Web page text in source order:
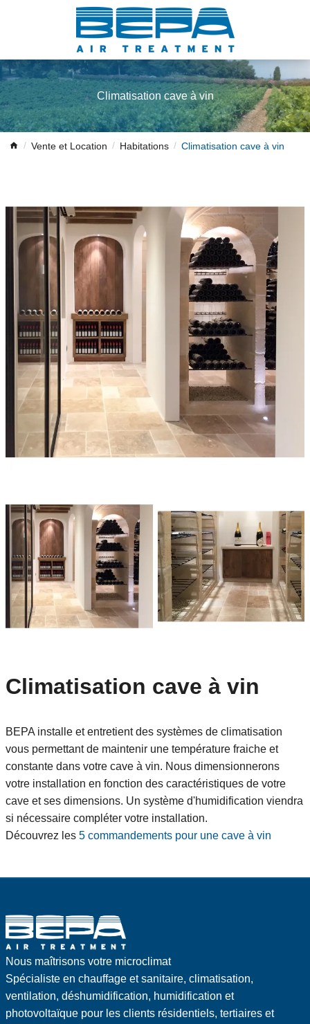
Climatisation cave à vin
Vente et Location Habitations Climatisation cave à vin
Climatisation cave à vin
BEPA installe et entretient des systèmes de climatisation
vous permettant de maintenir une température fraiche et
constante dans votre cave à vin. Nous dimensionnerons
votre installation en fonction des caractéristiques de votre
cave et ses dimensions. Un système d'humidification viendra
si nécessaire compléter votre installation.
Découvrez les 5 commandements pour une cave à vin
Nous maîtrisons votre microclimat
Spécialiste en chauffage et sanitaire, climatisation,
ventilation, déshumidification, humidification et
photovoltaïque pour les clients résidentiels, tertiaires et